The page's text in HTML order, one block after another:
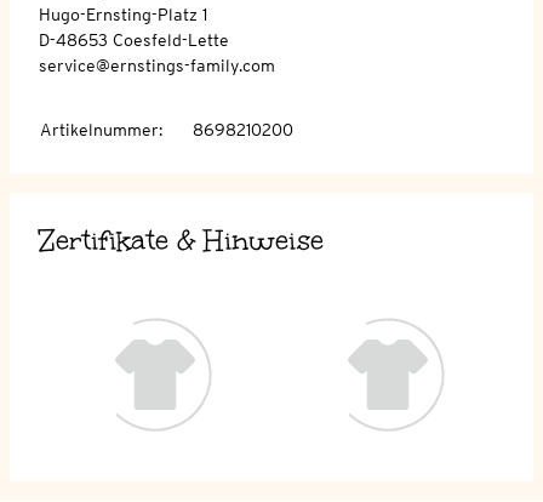
Hugo-Ernsting-Platz 1
D-48653 Coesfeld-Lette
service@ernstings-family.com
Artikelnummer: 8698210200
Zertifikate & Hinweise